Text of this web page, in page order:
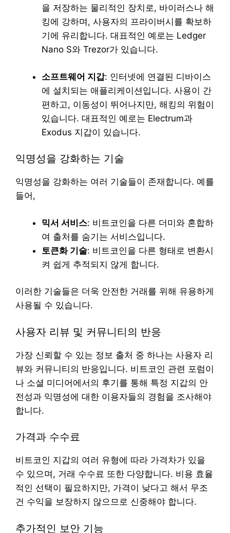
을 저장하는 물리적인 장치로, 바이러스나 해
킹에 강하며, 사용자의 프라이버시를 확보하
기에 유리합니다. 대표적인 예로는 Ledger
Nano S와 Trezor가 있습니다.
소프트웨어 지갑: 인터넷에 연결된 디바이스
에 설치되는 애플리케이션입니다. 사용이 간
편하고, 이동성이 뛰어나지만, 해킹의 위험이
있습니다. 대표적인 예로는 Electrum과
Exodus 지갑이 있습니다.
익명성을 강화하는 기술
익명성을 강화하는 여러 기술들이 존재합니다. 예를
들어,
믹서 서비스: 비트코인을 다른 더미와 혼합하
여 출처를 숨기는 서비스입니다.
토큰화 기술: 비트코인을 다른 형태로 변환시
켜 쉽게 추적되지 않게 합니다.
이러한 기술들은 더욱 안전한 거래를 위해 유용하게
사용될 수 있습니다.
사용자 리뷰 및 커뮤니티의 반응
가장 신뢰할 수 있는 정보 출처 중 하나는 사용자 리
뷰와 커뮤니티의 반응입니다. 비트코인 관련 포럼이
나 소셜 미디어에서의 후기를 통해 특정 지갑의 안
전성과 익명성에 대한 이용자들의 경험을 조사해야
합니다.
가격과 수수료
비트코인 지갑의 여러 유형에 따라 가격차가 있을
수 있으며, 거래 수수료 또한 다양합니다. 비용 효율
적인 선택이 필요하지만, 가격이 낮다고 해서 무조
건 수익을 보장하지 않으므로 신중해야 합니다.
추가적인 보안 기능